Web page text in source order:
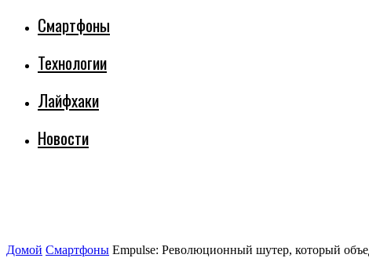
Смартфоны
Технологии
Лайфхаки
Новости
Домой Смартфоны Empulse: Революционный шутер, который